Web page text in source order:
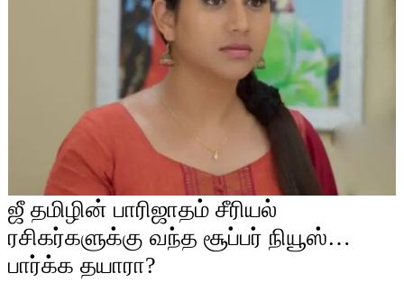
ஜீ தமிழின் பாரிஜாதம் சீரியல்
ரசிகர்களுக்கு வந்த சூப்பர் நியூஸ்…
பார்க்க தயாரா?